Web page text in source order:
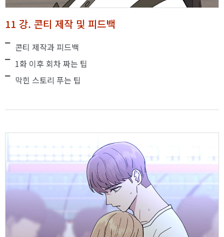
11 강. 콘티 제작 및 피드백
콘티 제작과 피드백
1화 이후 회차 짜는 팁
막힌 스토리 푸는 팁